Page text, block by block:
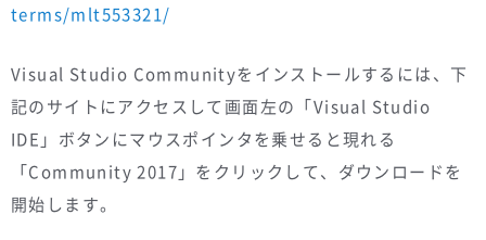
terms/mlt553321/
Visual Studio Communityをインストールするには、下
記のサイトにアクセスして画面左の「Visual Studio
IDE」ボタンにマウスポインタを乗せると現れる
「Community 2017」をクリックして、ダウンロードを
開始します。